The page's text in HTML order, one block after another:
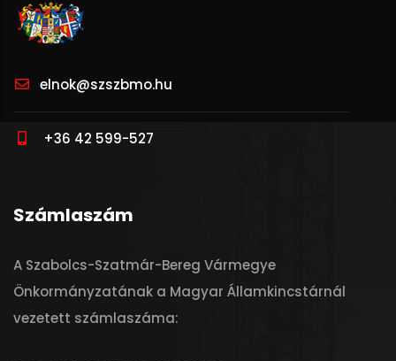
elnok@szszbmo.hu
+36 42 599-527
Számlaszám
A Szabolcs-Szatmár-Bereg Vármegye
Önkormányzatának a Magyar Államkincstárnál
vezetett számlaszáma: